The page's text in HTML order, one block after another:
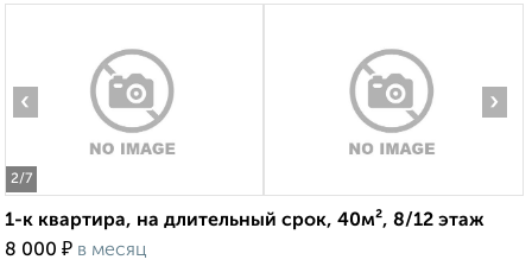
2/7
‹ ›
1-к квартира, на длительный срок, 40м², 8/12 этаж
8 000 ₽ в месяц